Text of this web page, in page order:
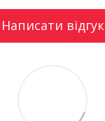
Написати відгук